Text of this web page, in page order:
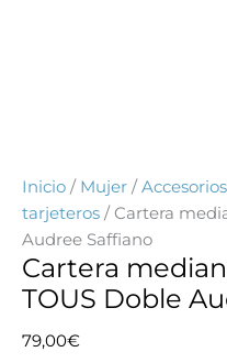
Inicio / Mujer /Accesorios
tarjeteros / Cartera
Audree Saffiano
Cartera
TOUS Doble
79,00€